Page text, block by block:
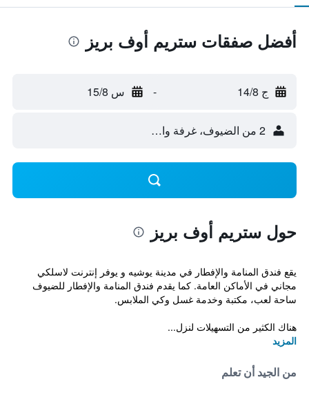
أفضل صفقات ستريم أوف بريز
ج 14/8 - س 15/8
2 من الضيوف، غرفة واحدة
حول ستريم أوف بريز
يقع فندق المنامة والإفطار في مدينة يوشيه و يوفر إنترنت لاسلكي
مجاني في الأماكن العامة. كما يقدم فندق المنامة والإفطار للضيوف
ساحة لعب، مكتبة وخدمة غسل وكي الملابس.
هناك الكثير من التسهيلات لنزل...
المزيد
من الجيد أن تعلم